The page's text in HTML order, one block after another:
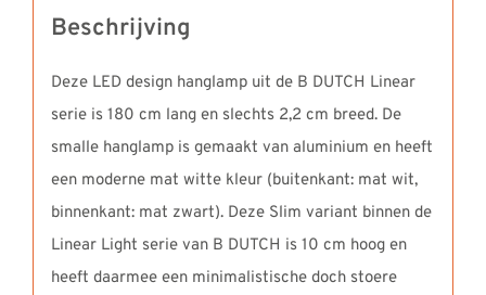
Beschrijving
Deze LED design hanglamp uit de B DUTCH Linear
serie is 180 cm lang en slechts 2,2 cm breed. De
smalle hanglamp is gemaakt van aluminium en heeft
een moderne mat witte kleur (buitenkant: mat wit,
binnenkant: mat zwart). Deze Slim variant binnen de
Linear Light serie van B DUTCH is 10 cm hoog en
heeft daarmee een minimalistische doch stoere